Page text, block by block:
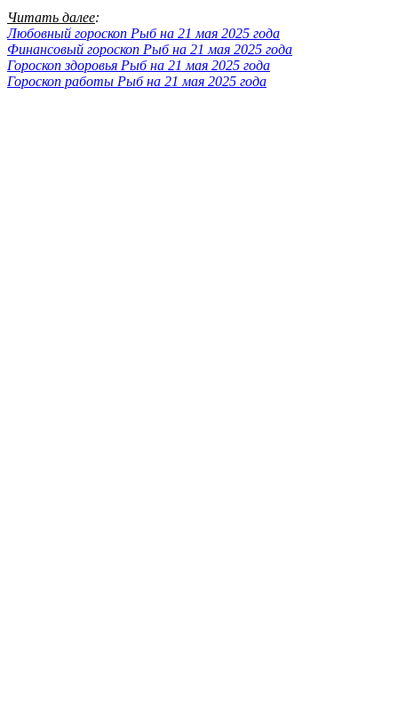
Читать далее:
Любовный гороскоп Рыб на 21 мая 2025 года
Финансовый гороскоп Рыб на 21 мая 2025 года
Гороскоп здоровья Рыб на 21 мая 2025 года
Гороскоп работы Рыб на 21 мая 2025 года